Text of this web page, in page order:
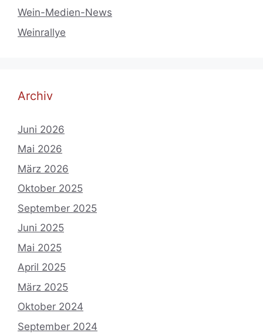
Wein-Medien-News
Weinrallye
Archiv
Juni 2026
Mai 2026
März 2026
Oktober 2025
September 2025
Juni 2025
Mai 2025
April 2025
März 2025
Oktober 2024
September 2024